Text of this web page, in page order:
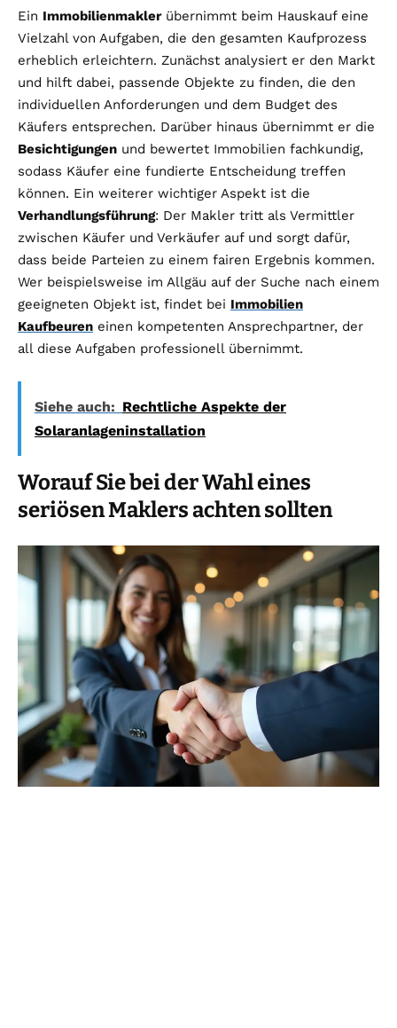
Ein Immobilienmaklerübernimmt beim Hauskauf eine
Vielzahl von Aufgaben, die den gesamten Kaufprozess
erheblich erleichtern. Zunächst analysiert er den Markt
und hilft dabei, passende Objekte zu finden, die den
individuellen Anforderungen und dem Budget des
Käufers entsprechen. Darüber hinaus übernimmt er die
Besichtigungen und bewertet Immobilien fachkundig,
sodass Käufer eine fundierte Entscheidung treffen
können. Ein weiterer wichtiger Aspekt ist die
Verhandlungsführung: Der Makler tritt als Vermittler
zwischen Käufer und Verkäufer auf und sorgt dafür,
dass beide Parteien zu einem fairen Ergebnis kommen.
Wer beispielsweise im Allgäu auf der Suche nach einem
geeigneten Objekt ist, findet bei Immobilien
Kaufbeuren einen kompetenten Ansprechpartner, der
all diese Aufgaben professionell übernimmt.
Siehe auch: Rechtliche Aspekte der
Solaranlageninstallation
Worauf Sie bei der Wahl eines
seriösen Maklers achten sollten